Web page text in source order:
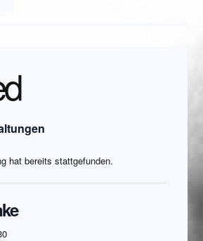
hat bereits stattgefunden.